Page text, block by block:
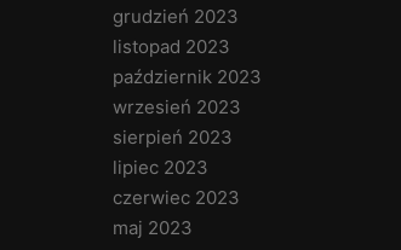
grudzień 2023
listopad 2023
październik 2023
wrzesień 2023
sierpień 2023
lipiec 2023
czerwiec 2023
maj 2023